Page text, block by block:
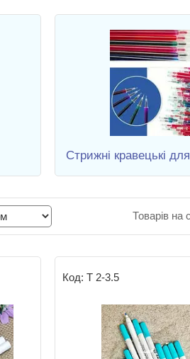
Стрижні кравецькі
Т 2-3.5